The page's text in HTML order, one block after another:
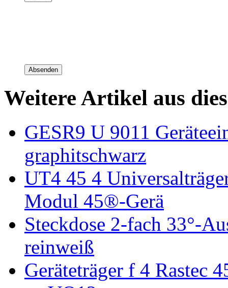
Absenden
Weitere Artikel aus
GESR9 U 9011
graphitschwarz
UT4 45 4
Modul 45®-Gerä
Steckdose 2-fach 33°-
reinweiß
Geräteträger f 4 Rastec